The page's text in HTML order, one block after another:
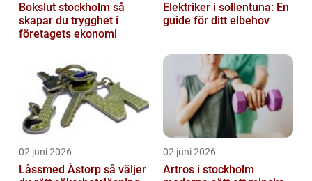
Bokslut stockholm så
skapar du trygghet i
företagets ekonomi
Elektriker i sollentuna: En
guide för ditt elbehov
02 juni 2026
Låssmed Åstorp så väljer
02 juni 2026
Artros i stockholm